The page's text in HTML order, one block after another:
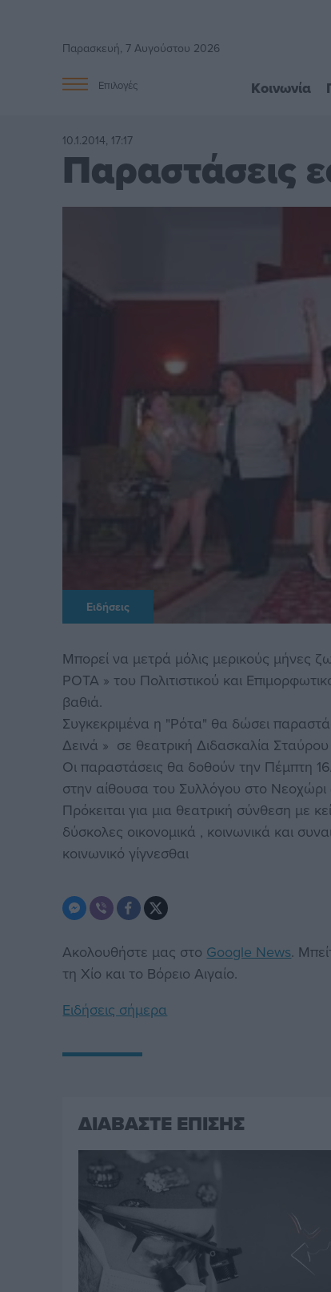
Παρασκευή, 7 Αυγούστου 2026
Επιλογές Κοινωνία
10.1.2014, 17:17
Παραστάσεις
Ειδήσεις
Μπορεί να μετρά μόλις μερικούς μήνες
ΡΟΤΑ » του Πολιτιστικού και
βαθιά.
Συγκεκριμένα η "Ρότα" θα δώσει
Δεινά » σε θεατρική Διδασκαλία
Οι παραστάσεις θα δοθούν την Πέμπτη
στην αίθουσα του Συλλόγου στο Νεοχώρι
Πρόκειται για μια θεατρική σύνθεση με
δύσκολες οικονομικά , κοινωνικά και
κοινωνικό γίγνεσθαι
Ακολουθήστε μας στο Google News.
τη Χίο και το Βόρειο Αιγαίο.
Ειδήσεις σήμερα
ΔΙΑΒΑΣΤΕ ΕΠΙΣΗΣ